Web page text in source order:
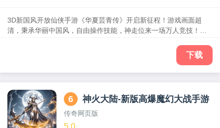
3D新国风开放仙侠手游《华夏芸青传》开启新征程！游戏画面超
清，秉承华丽中国风，自由操作技能，神走位来一场万人竞技！酷
漂”，360度全3D视角，坐上坐骑享受全景飞行，领略仙灵奇景的全
新感官体验，仙侠世界挂机修仙，剑侠情缘齐步青云！更有新职业
联袂出场，既有猛男也有萝莉，可近战可远攻，专属职业全屏秒怪
时装神器100倍掉率，好玩不肝，离线挂机，上班可玩，搭车可嗨，
解放天性！
下载
6 神火大陆-新版高爆魔幻大战手游
传奇网页版